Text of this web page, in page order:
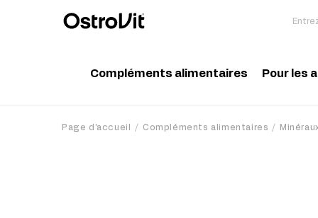
Compléments alimentaires Pour les
Page d'accueil Compléments alimentaires